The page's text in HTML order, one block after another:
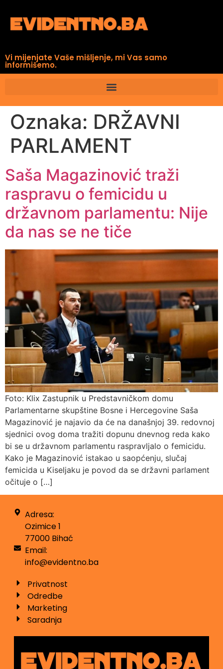
Vi mijenjate Vaše mišljenje, mi Vas samo
informišemo.
Oznaka: DRŽAVNI
PARLAMENT
Saša Magazinović traži
raspravu o femicidu u
državnom parlamentu: Nije
da nas se ne tiče
Foto: Klix Zastupnik u Predstavničkom domu
Parlamentarne skupštine Bosne i Hercegovine Saša
Magazinović je najavio da će na današnjoj 39. redovnoj
sjednici ovog doma tražiti dopunu dnevnog reda kako
bi se u državnom parlamentu raspravljalo o femicidu.
Kako je Magazinović istakao u saopćenju, slučaj
femicida u Kiseljaku je povod da se državni parlament
očituje o […]
Adresa:
Ozimice 1
77000 Bihać
Email:
info@evidentno.ba
Privatnost
Odredbe
Marketing
Saradnja